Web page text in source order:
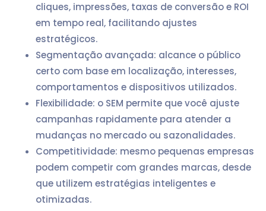
cliques, impressões, taxas de conversão e ROI
em tempo real, facilitando ajustes
estratégicos.
Segmentação avançada: alcance o público
certo com base em localização, interesses,
comportamentos e dispositivos utilizados.
Flexibilidade: o SEM permite que você ajuste
campanhas rapidamente para atender a
mudanças no mercado ou sazonalidades.
Competitividade: mesmo pequenas empresas
podem competir com grandes marcas, desde
que utilizem estratégias inteligentes e
otimizadas.